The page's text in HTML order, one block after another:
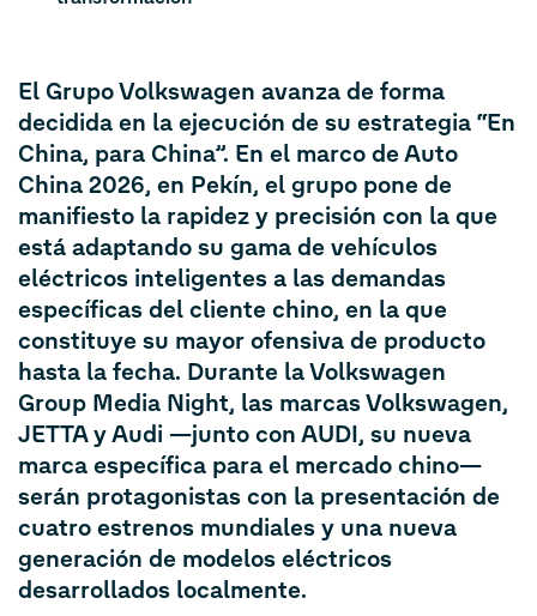
El Grupo Volkswagen avanza de forma
decidida en la ejecución de su estrategia “En
China, para China”. En el marco de Auto
China 2026, en Pekín, el grupo pone de
manifiesto la rapidez y precisión con la que
está adaptando su gama de vehículos
eléctricos inteligentes a las demandas
específicas del cliente chino, en la que
constituye su mayor ofensiva de producto
hasta la fecha. Durante la Volkswagen
Group Media Night, las marcas Volkswagen,
JETTA y Audi —junto con AUDI, su nueva
marca específica para el mercado chino—
serán protagonistas con la presentación de
cuatro estrenos mundiales y una nueva
generación de modelos eléctricos
desarrollados localmente.